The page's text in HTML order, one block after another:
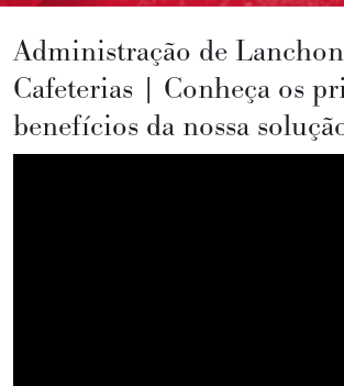
Administração de
Cafeterias | Conheça os
benefícios da nossa